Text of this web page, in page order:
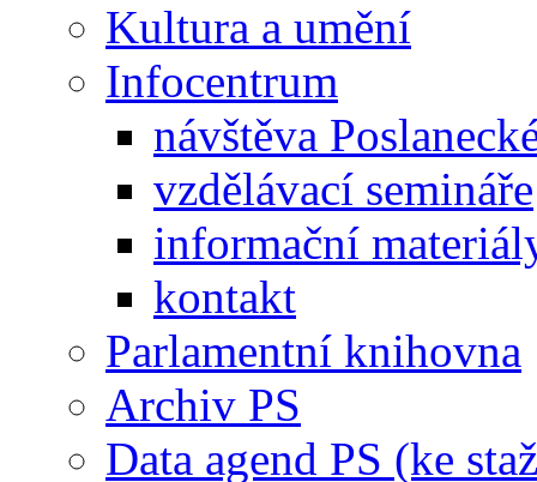
Kultura a umění
Infocentrum
návštěva
vzdělávací semináře
informační
kontakt
Parlamentní knihovna
Archiv PS
Data agend PS (ke